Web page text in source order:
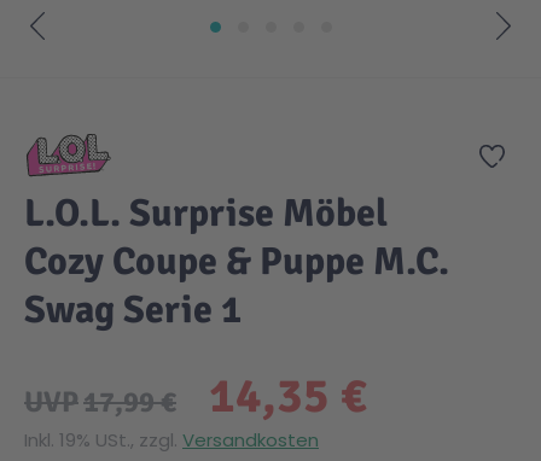
Sicherheit
Krimi / Thriller
Liebesromane
Sachbücher / Wissen
Kuscheltiere
Puppen & Puppenzubehör
Puzzle & Legespiele
Elektronische Spielwaren
DC Comics™ Super Heroes
Disney
DUPLO®
Jurassic World™
Country
Fairies
Family Fun
Fun Stars
Zur
L.O.L. Surprise Möbel
Cozy Coupe & Puppe M.C.
Swag Serie 1
14,35 €
UVP17,99 €
Inkl. 19% USt., zzgl. Versandkosten